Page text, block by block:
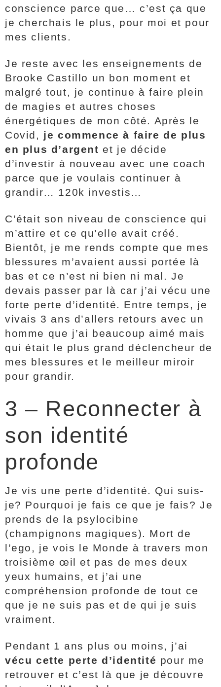
conscience parce que… c’est ça que
je cherchais le plus, pour moi et pour
mes clients.
Je reste avec les enseignements de
Brooke Castillo un bon moment et
malgré tout, je continue à faire plein
de magies et autres choses
énergétiques de mon côté. Après le
Covid, je commence à faire de plus
en plus d’argent et je décide
d’investir à nouveau avec une coach
parce que je voulais continuer à
grandir… 120k investis…
C’était son niveau de conscience qui
m’attire et ce qu’elle avait créé.
Bientôt, je me rends compte que mes
blessures m’avaient aussi portée là
bas et ce n’est ni bien ni mal. Je
devais passer par là car j’ai vécu une
forte perte d’identité. Entre temps, je
vivais 3 ans d’allers retours avec un
homme que j’ai beaucoup aimé mais
qui était le plus grand déclencheur de
mes blessures et le meilleur miroir
pour grandir.
3 – Reconnecter à
son identité
profonde
Je vis une perte d’identité. Qui suis-
je? Pourquoi je fais ce que je fais? Je
prends de la psylocibine
(champignons magiques). Mort de
l’ego, je vois le Monde à travers mon
troisième œil et pas de mes deux
yeux humains, et j’ai une
compréhension profonde de tout ce
que je ne suis pas et de qui je suis
vraiment.
Pendant 1 ans plus ou moins, j’ai
vécu cette perte d’identité pour me
retrouver et c’est là que je découvre